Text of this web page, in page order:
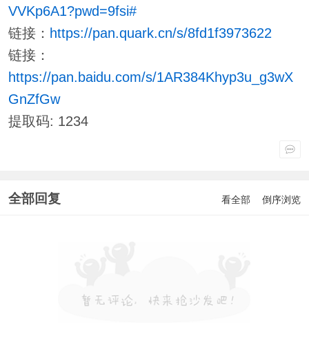
VVKp6A1?pwd=9fsi#
链接： https://pan.quark.cn/s/8fd1f3973622
链接：
https://pan.baidu.com/s/1AR384Khyp3u_g3wX
GnZfGw
提取码: 1234
全部回复 看全部 倒序浏览